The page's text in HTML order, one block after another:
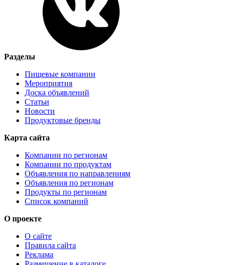
Разделы
Пищевые компании
Мероприятия
Доска объявлений
Статьи
Новости
Продуктовые бренды
Карта сайта
Компании по регионам
Компании по продуктам
Объявления по направлениям
Объявления по регионам
Продукты по регионам
Список компаний
О проекте
О сайте
Правила сайта
Реклама